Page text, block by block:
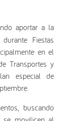
aportar a la
Fiestas
en el
Transportes y
especial de
buscando